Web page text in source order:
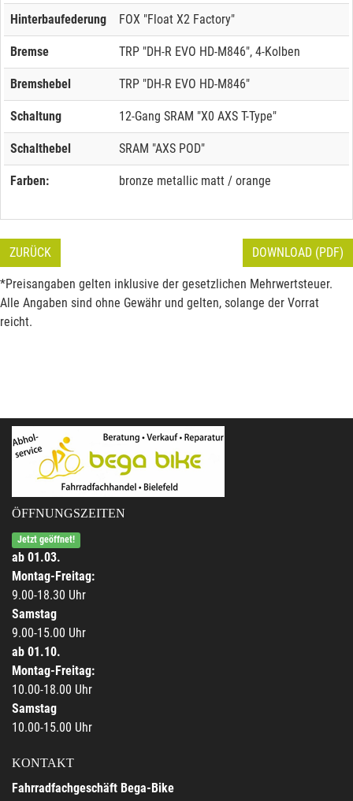
Hinterbaufederung FOX "Float X2 Factory"
Bremse TRP "DH-R EVO HD-M846", 4-Kolben
Bremshebel TRP "DH-R EVO HD-M846"
Schaltung 12-Gang SRAM "X0 AXS T-Type"
Schalthebel SRAM "AXS POD"
Farben: bronze metallic matt / orange
ZURÜCK DOWNLOAD (PDF)
*Preisangaben gelten inklusive der gesetzlichen Mehrwertsteuer.
Alle Angaben sind ohne Gewähr und gelten, solange der Vorrat
reicht.
ÖFFNUNGSZEITEN
Jetzt geöffnet!
ab 01.03.
Montag-Freitag:
9.00-18.30 Uhr
Samstag
9.00-15.00 Uhr
ab 01.10.
Montag-Freitag:
10.00-18.00 Uhr
Samstag
10.00-15.00 Uhr
KONTAKT
Fahrradfachgeschäft Bega-Bike